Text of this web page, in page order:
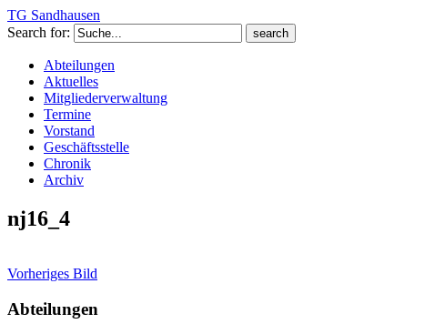
TG Sandhausen
Search for:
Abteilungen
Aktuelles
Mitgliederverwaltung
Termine
Vorstand
Geschäftsstelle
Chronik
Archiv
nj16_4
Vorheriges Bild
Abteilungen